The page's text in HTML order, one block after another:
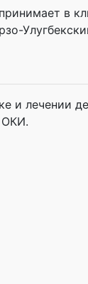
в
и лечении
ОКИ.